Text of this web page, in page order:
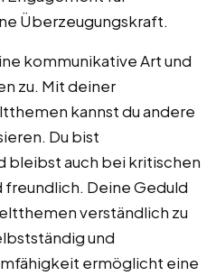
Überzeugungskraft.
kommunikative Art und
zu. Mit deiner
kannst du andere
Du bist
bleibst auch bei kritischen
freundlich. Deine Geduld
verständlich zu
und
ermöglicht eine